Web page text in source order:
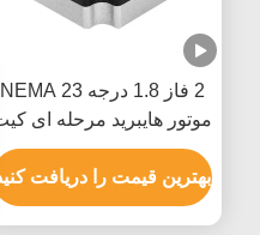
2 فاز 1.8 درجه NEMA 23
موتور هایبرید مرحله ای کیت
موتور مرحله ای CNC با CE
بهترین قیمت را دریافت کنید